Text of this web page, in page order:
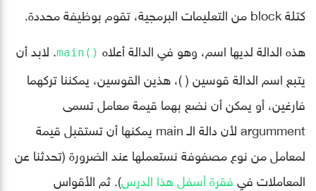
كتلة block من التعليمات البرمجية، تقوم بوظيفة محددة.
هذه الدالة لديها اسم، وهو في الدالة أعلاه ()main
. لابد أن
يتبع اسم الدالة قوسين ( )، هذين القوسين، يمكننا تركهما
فارغين، أو يمكن أن نضع بهما قيمة معامل تسمى
argumment لأن دالة الـ main يمكنها أن تستقبل قيمة
لمعامل من نوع مصفوفة نستعملها عند الضرورة (تحدثنا عن
المعاملات فيفقرة أسفل هذا الدرس). ثم الأقواس